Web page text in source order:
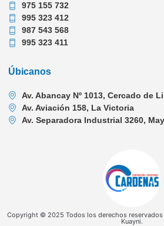
975 155 732
995 323 412
987 543 568
995 323 411
Úbicanos
Av. Abancay Nº 1013, Cercado de
Av. Aviación 158, La Victoria
Av. Separadora Industrial 3260,
Copyright © 2025 Todos los derechos
Kuayni.